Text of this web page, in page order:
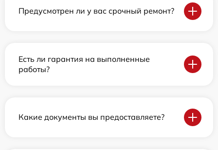
Предусмотрен ли у вас срочный ремонт?
Есть ли гарантия на выполненные
работы?
Какие документы вы предоставляете?